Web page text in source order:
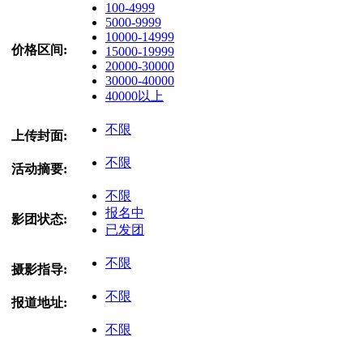
价格区间:
100-4999
5000-9999
10000-14999
15000-19999
20000-30000
30000-40000
40000以上
上传封面: 不限
活动摘要: 不限
影团状态:
不限
报名中
已发团
摄影指导: 不限
报道地址: 不限
不限